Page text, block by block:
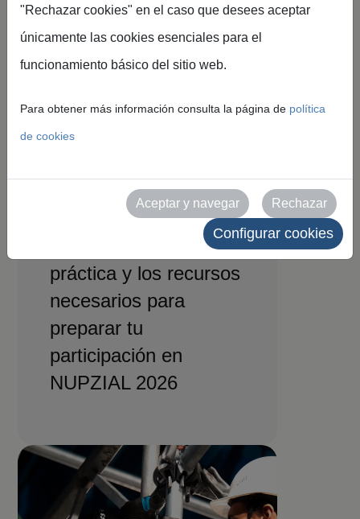
Información
técnica
expositores
Toda la información
práctica y los recursos
necesarios para
preparar tu
participación en
NUPZIAL 2026
"Rechazar cookies" en el caso que desees aceptar
únicamente las cookies esenciales para el
funcionamiento básico del sitio web.
Para obtener más información consulta la página de política
de cookies
Aceptar y navegar Rechazar
Configurar cookies